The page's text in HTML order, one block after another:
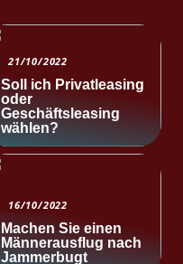
21/10/2022
Soll ich Privatleasing
oder
Geschäftsleasing
wählen?
16/10/2022
Machen Sie einen
Männerausflug nach
Jammerbugt